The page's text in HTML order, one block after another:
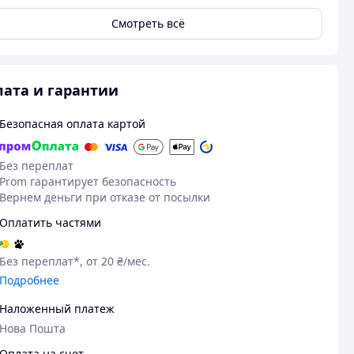
Смотреть всё
и гарантии
Безопасная оплата картой
Без переплат
Prom гарантирует безопасность
Вернем деньги при отказе от посылки
Оплатить частями
Без переплат*, от 20 ₴/мес.
Подробнее
Наложенный платеж
Нова Пошта